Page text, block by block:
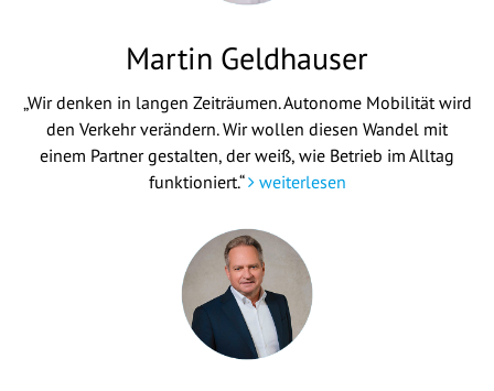
Martin Geldhauser
„Wir denken in langen Zeiträumen. Autonome Mobilität wird
den Verkehr verändern. Wir wollen diesen Wandel mit
einem Partner gestalten, der weiß, wie Betrieb im Alltag
funktioniert.“ weiterlesen